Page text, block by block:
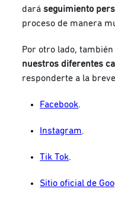
daráseguimiento
proceso de manera
Por otro lado, también
nuestros diferentes
responderte a la
Facebook.
Instagram.
Tik Tok.
Sitio oficial de